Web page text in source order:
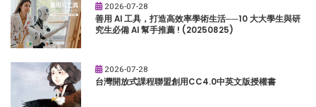
2026-07-28
善用 AI 工具，打造高效率學術生活──10 大大學生與研
究生必備 AI 幫手推薦 ! (20250825)
2026-07-28
台灣開放式課程聯盟創用CC4.0中英文版授權書